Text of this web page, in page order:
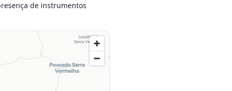
de instrumentos